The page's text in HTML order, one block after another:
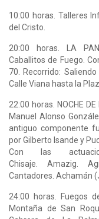
10:00 horas. Talleres
del Cristo.
20:00 horas. LA
Caballitos de Fuego.
70. Recorrido:
Calle Viana hasta la
22:00 horas. NOCHE
Manuel Alonso
antiguo componente
por Gilberto Isande y
Con las
Chisaje. Amazig.
Cantadores. Achamán
24:00 horas. Fuegos
Montaña de San